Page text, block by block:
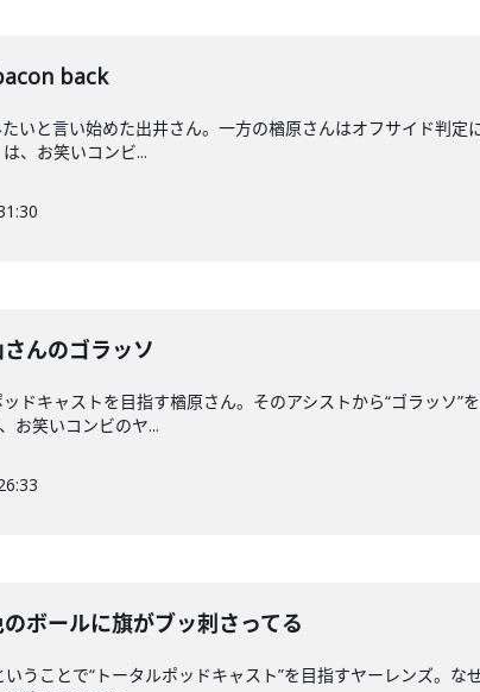
back
いと言い始めた出井さん。一方の楢原さんはオフサイド判
、お笑いコンビ...
さんのゴラッソ
ドキャストを目指す楢原さん。そのアシストから“ゴラッソ
お笑いコンビのヤ...
のボールに旗がブッ刺さってる
いうことで“トータルポッドキャスト”を目指すヤーレンズ。